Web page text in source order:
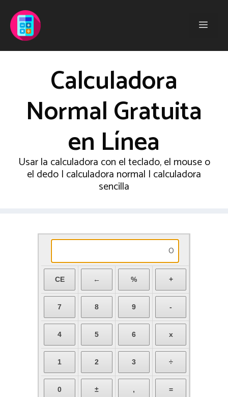
contenido
Menú
Calculadora
Normal Gratuita
en Línea
Usar la calculadora con el teclado, el mouse o
el dedo | calculadora normal | calculadora
sencilla